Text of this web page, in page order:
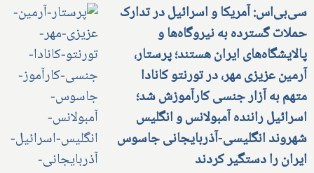
سی‌بی‌اس: آمریکا و اسرائیل در تدارک
حملات گسترده به نیروگاه‌ها و
پالایشگاه‌های ایران هستند؛ پرستار،
آرمین عزیزی مهر، در تورنتو کانادا
متهم به آزار جنسی کارآموزش شد؛
اسرائیل راننده آمبولانس و انگلیس
شهروند انگلیسی-آذربایجانی جاسوس
ایران را دستگیر کردند